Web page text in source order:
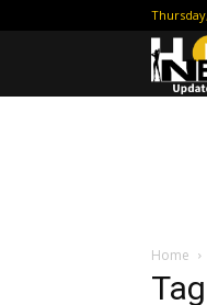
Home